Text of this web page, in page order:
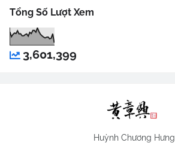
Tổng Số Lượt Xem
3,601,399
Huỳnh Chương Hưng